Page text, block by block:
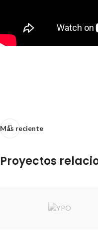
Más reciente
Proyectos
Construcción
LITTLE CITIES